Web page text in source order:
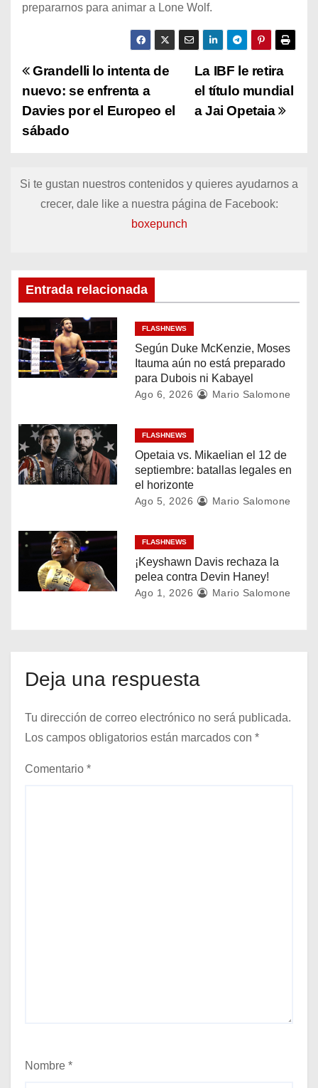
prepararnos para animar a Lone Wolf.
N
a
v
g
i
ó
n
d
e
n
r
a
La IBF le retira
el título mundial
a Jai Opetaia
Grandelli lo intenta de
nuevo: se enfrenta a
Davies por el Europeo el
sábado
Si te gustan nuestros contenidos y quieres ayudarnos a
crecer, dale like a nuestra página de Facebook:
boxepunch
Entrada relacionada
FLASHNEWS
Según Duke McKenzie, Moses
Itauma aún no está preparado
para Dubois ni Kabayel
Ago 6, 2026 Mario Salomone
FLASHNEWS
Opetaia vs. Mikaelian el 12 de
septiembre: batallas legales en
el horizonte
Ago 5, 2026 Mario Salomone
FLASHNEWS
¡Keyshawn Davis rechaza la
pelea contra Devin Haney!
Ago 1, 2026 Mario Salomone
Deja una respuesta
Tu dirección de correo electrónico no será publicada.
Los campos obligatorios están marcados con *
Comentario *
Nombre *